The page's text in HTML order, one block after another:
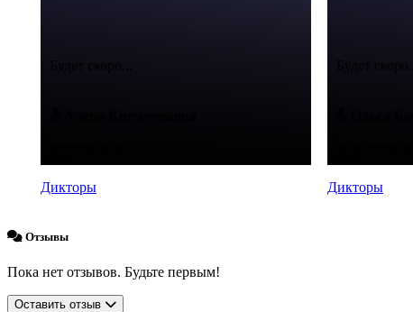
Будет скоро...
Дикторы
Будет скоро...
Дикторы
Отзывы
Пока нет отзывов. Будьте первым!
Оставить отзыв